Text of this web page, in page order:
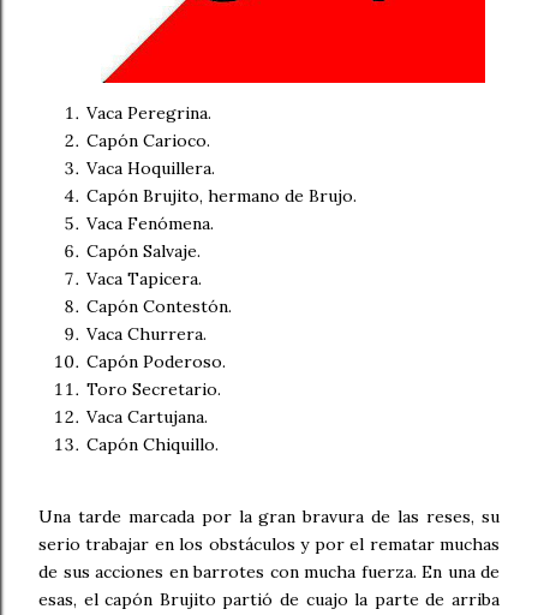
Vaca Peregrina.
Capón Carioco.
Vaca Hoquillera.
Capón Brujito, hermano de Brujo.
Vaca Fenómena.
Capón Salvaje.
Vaca Tapicera.
Capón Contestón.
Vaca Churrera.
Capón Poderoso.
Toro Secretario.
Vaca Cartujana.
Capón Chiquillo.
Una tarde marcada por la gran bravura de las reses, su
serio trabajar en los obstáculos y por el rematar muchas
de sus acciones en barrotes con mucha fuerza. En una de
esas, el capón Brujito partió de cuajo la parte de arriba